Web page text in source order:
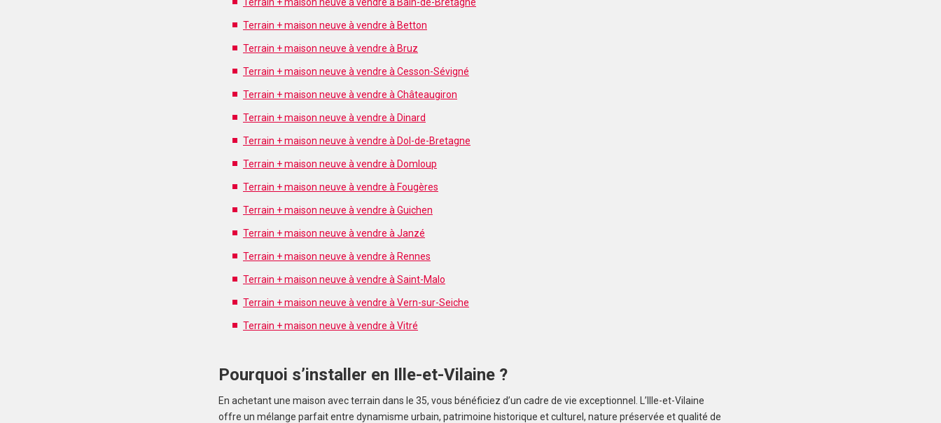
Terrain + maison neuve à vendre à Betton
Terrain + maison neuve à vendre à Bruz
Terrain + maison neuve à vendre à Cesson-Sévigné
Terrain + maison neuve à vendre à Châteaugiron
Terrain + maison neuve à vendre à Dinard
Terrain + maison neuve à vendre à Dol-de-Bretagne
Terrain + maison neuve à vendre à Domloup
Terrain + maison neuve à vendre à Fougères
Terrain + maison neuve à vendre à Guichen
Terrain + maison neuve à vendre à Janzé
Terrain + maison neuve à vendre à Rennes
Terrain + maison neuve à vendre à Saint-Malo
Terrain + maison neuve à vendre à Vern-sur-Seiche
Terrain + maison neuve à vendre à Vitré
Pourquoi s’installer en Ille-et-Vilaine ?
En achetant une maison avec terrain dans le 35, vous bénéficiez d’un cadre de vie exceptionnel. L’Ille-et-Vilaine
offre un mélange parfait entre dynamisme urbain, patrimoine historique et culturel, nature préservée et qualité de